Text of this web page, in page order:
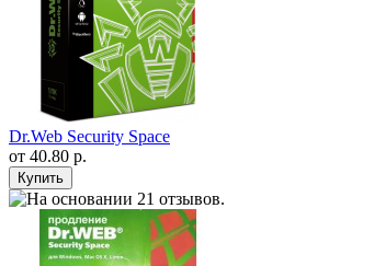
Dr.Web Security Space
от 40.80 р.